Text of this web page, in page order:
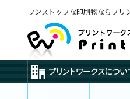
ワンストップな印刷物ならプリ